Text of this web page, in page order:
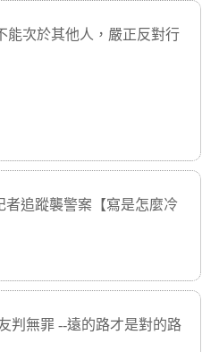
能次於其他人，嚴正反對行
者追蹤襲警案【寫是怎麼冷
判無罪 --遠的路才是對的路